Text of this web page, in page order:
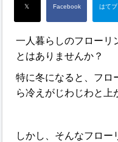
一人暮らしのフローリ
とはありませんか？
特に冬になると、フロ
ら冷えがじわじわと上
しかし、そんなフロー